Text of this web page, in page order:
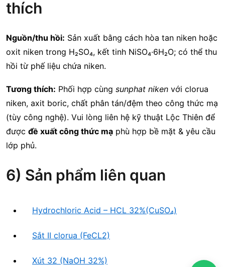
thích
Nguồn/thu hồi: Sản xuất bằng cách hòa tan niken hoặc
oxit niken trong H₂SO₄, kết tinh NiSO₄·6H₂O; có thể thu
hồi từ phế liệu chứa niken.
Tương thích: Phối hợp cùng sunphat niken với clorua
niken, axit boric, chất phân tán/đệm theo công thức mạ
(tùy công nghệ). Vui lòng liên hệ kỹ thuật Lộc Thiên để
được đề xuất công thức mạ phù hợp bề mặt & yêu cầu
lớp phủ.
6) Sản phẩm liên quan
Hydrochloric Acid – HCL 32%(CuSO₄)
Sắt II clorua (FeCL2)
Xút 32 (NaOH 32%)